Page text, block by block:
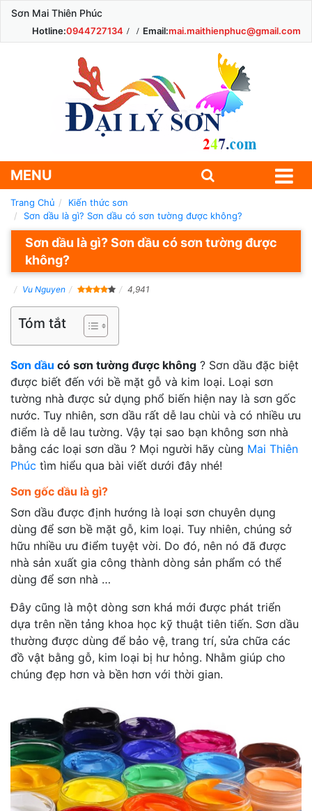
Sơn Mai Thiên Phúc
Hotline:0944727134 Email:mai.maithienphuc@gmail.com
MENU
Trang Chủ
Kiến thức sơn
Sơn dầu là gì? Sơn dầu có sơn tường được không?
Sơn dầu là gì? Sơn dầu có sơn tường được
không?
Vu Nguyen 4,941
Tóm tắt
Sơn dầu có sơn tường được không ? Sơn dầu đặc biệt
được biết đến với bề mặt gỗ và kim loại. Loại sơn
tường nhà được sử dụng phổ biến hiện nay là sơn gốc
nước. Tuy nhiên, sơn dầu rất dễ lau chùi và có nhiều ưu
điểm là dễ lau tường. Vậy tại sao bạn không sơn nhà
bằng các loại sơn dầu ? Mọi người hãy cùng Mai Thiên
Phúc tìm hiểu qua bài viết dưới đây nhé!
Sơn gốc dầu là gì?
Sơn dầu được định hướng là loại sơn chuyên dụng
dùng để sơn bề mặt gỗ, kim loại. Tuy nhiên, chúng sở
hữu nhiều ưu điểm tuyệt vời. Do đó, nên nó đã được
nhà sản xuất gia công thành dòng sản phẩm có thể
dùng để sơn nhà …
Đây cũng là một dòng sơn khá mới được phát triển
dựa trên nền tảng khoa học kỹ thuật tiên tiến. Sơn dầu
thường được dùng để bảo vệ, trang trí, sửa chữa các
đồ vật bằng gỗ, kim loại bị hư hỏng. Nhằm giúp cho
chúng đẹp hơn và bền hơn với thời gian.